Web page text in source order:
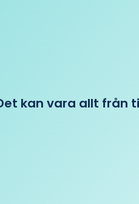
kan vara allt från